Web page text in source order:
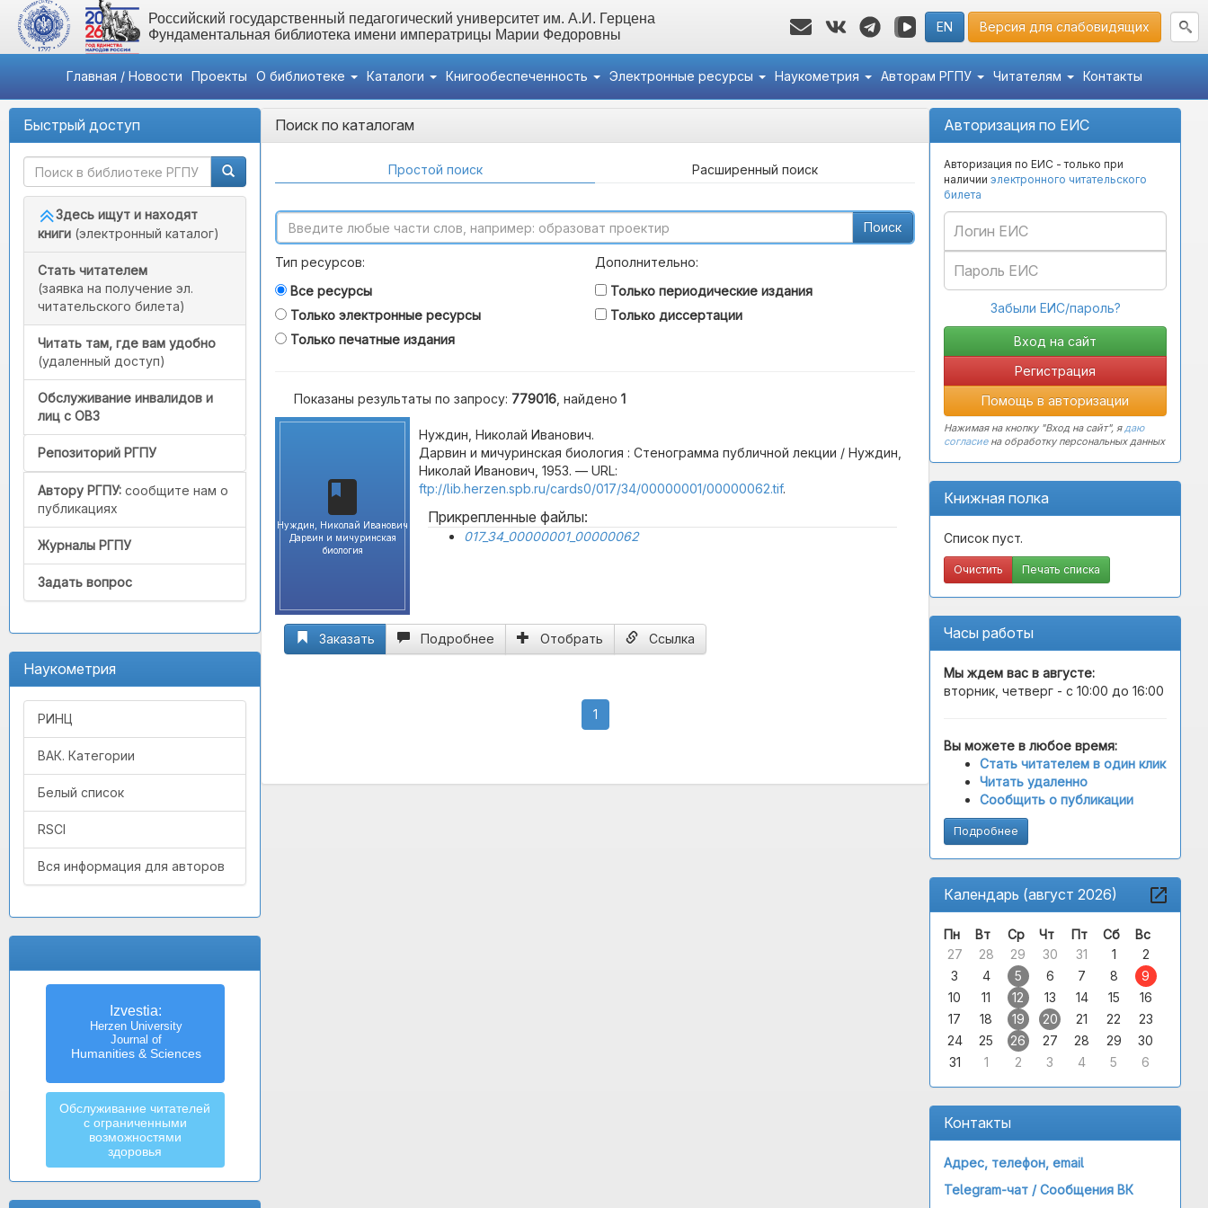
Российский государственный педагогический университет им. А.И. Герцена
Фундаментальная библиотека имени императрицы Марии Федоровны
EN Версия для слабовидящих
Главная / Новости Проекты О библиотеке Каталоги Книгообеспеченность Электронные ресурсы Наукометрия Авторам РГПУ Читателям Контакты
Быстрый доступ
Здесь ищут и находят
книги (электронный каталог)
Стать читателем
(заявка на получение эл.
читательского билета)
Читать там, где вам удобно
(удаленный доступ)
Обслуживание инвалидов и
лиц с ОВЗ
Репозиторий РГПУ
Автору РГПУ: сообщите нам о
публикациях
Журналы РГПУ
Задать вопрос
Наукометрия
РИНЦ
ВАК. Категории
Белый список
RSCI
Вся информация для авторов
Izvestia:
Herzen University
Journal of
Humanities & Sciences
Обслуживание читателей
с ограниченными
возможностями
здоровья
Авторизация по ЕИС
Авторизация по ЕИС - только при
наличии электронного читательского
билета
Забыли ЕИС/пароль?
Регистрация
Помощь в авторизации
Нажимая на кнопку "Вход на сайт", ядаю
согласиена обработку персональных данных
Книжная полка
Список пуст.
Очистить Печать списка
Часы работы
Мы ждем вас в августе:
вторник, четверг - с 10:00 до 16:00
Вы можете в любое время:
Стать читателем в один клик
Читать удаленно
Сообщить о публикации
Подробнее
Календарь (август 2026)
Пн Вт Ср Чт Пт Сб
Вс
27
28 29 30 31 1
2
3
4 5 6 7 8
9
10
11 12 13 14 15
16
17
18 19 20 21 22
23
24
25 26 27 28 29
30
31
1 2 3 4 5 6
Контакты
Адрес, телефон, email
Telegram-чат /Сообщения ВК
Поиск по каталогам
Простой поиск Расширенный поиск
Поиск
Тип ресурсов:
Все ресурсы
Только электронные ресурсы
Только печатные издания
Дополнительно:
Только периодические издания
Только диссертации
Показаны результаты по запросу: 779016 , найдено 1
Нуждин, Николай Иванович
Дарвин и мичуринская
биология
Нуждин, Николай Иванович.
Дарвин и мичуринская биология : Стенограмма публичной лекции / Нуждин,
Николай Иванович, 1953. — URL:
ftp://lib.herzen.spb.ru/cards0/017/34/00000001/00000062.tif.
Прикрепленные файлы:
017_34_00000001_00000062
Заказать Подробнее Отобрать Ссылка
1(current)